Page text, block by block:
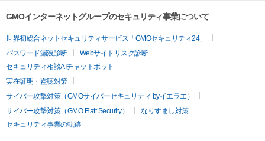
GMOインターネットグループのセキュリティ事業について
世界初総合ネットセキュリティサービス「GMOセキュリティ24」
パスワード漏洩診断
Webサイトリスク診断
セキュリティ相談AIチャットボット
実在証明・盗聴対策
サイバー攻撃対策（GMOサイバーセキュリティ byイエラエ）
サイバー攻撃対策（GMO Flatt Security）
なりすまし対策
セキュリティ事業の軌跡